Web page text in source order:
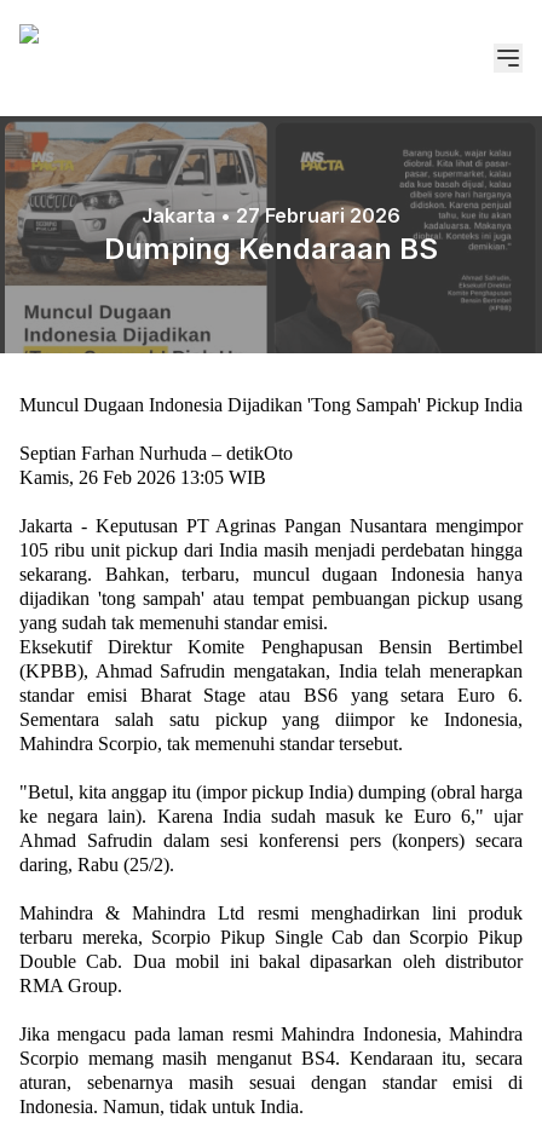
Home
Berita
Publikasi
Rilis Pers
Gallery
Kontak kami
Jakarta • 27 Februari 2026
Dumping Kendaraan BS
Muncul Dugaan Indonesia Dijadikan 'Tong Sampah' Pickup India
Septian Farhan Nurhuda – detikOto
Kamis, 26 Feb 2026 13:05 WIB
Jakarta - Keputusan PT Agrinas Pangan Nusantara mengimpor
105 ribu unit pickup dari India masih menjadi perdebatan hingga
sekarang. Bahkan, terbaru, muncul dugaan Indonesia hanya
dijadikan 'tong sampah' atau tempat pembuangan pickup usang
yang sudah tak memenuhi standar emisi.
Eksekutif Direktur Komite Penghapusan Bensin Bertimbel
(KPBB), Ahmad Safrudin mengatakan, India telah menerapkan
standar emisi Bharat Stage atau BS6 yang setara Euro 6.
Sementara salah satu pickup yang diimpor ke Indonesia,
Mahindra Scorpio, tak memenuhi standar tersebut.
"Betul, kita anggap itu (impor pickup India) dumping (obral harga
ke negara lain). Karena India sudah masuk ke Euro 6," ujar
Ahmad Safrudin dalam sesi konferensi pers (konpers) secara
daring, Rabu (25/2).
Mahindra & Mahindra Ltd resmi menghadirkan lini produk
terbaru mereka, Scorpio Pikup Single Cab dan Scorpio Pikup
Double Cab. Dua mobil ini bakal dipasarkan oleh distributor
RMA Group.
Jika mengacu pada laman resmi Mahindra Indonesia, Mahindra
Scorpio memang masih menganut BS4. Kendaraan itu, secara
aturan, sebenarnya masih sesuai dengan standar emisi di
Indonesia. Namun, tidak untuk India.